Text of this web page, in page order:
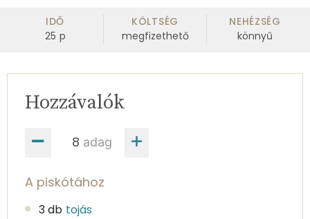
IDŐ
25 p
KÖLTSÉG
megfizethető
NEHÉZSÉG
könnyű
adag
Hozzávalók
A piskótához
3 db tojás